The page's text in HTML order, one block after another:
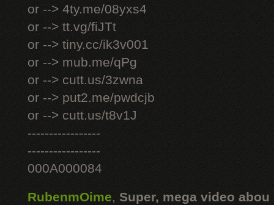
or --> 4ty.me/08yxs4
or --> tt.vg/fiJTt
or --> tiny.cc/ik3v001
or --> mub.me/qPg
or --> cutt.us/3zwna
or --> put2.me/pwdcjb
or --> cutt.us/t8v1J
-----------------
-----------------
000A000084
RubenmOime, Super, mega video abou